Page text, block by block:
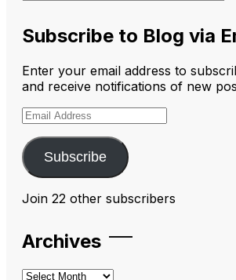
Subscribe to Blog via
Enter your email address to
and receive notifications of new
Email
Address
Subscribe
Join 22 other subscribers
Archives
Archives